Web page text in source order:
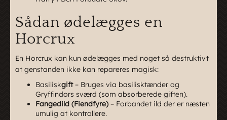
Sådan ødelægges en
Horcrux
En Horcrux kan kun ødelægges med noget så destruktivt
at genstanden ikke kan repareres magisk:
Basiliskgift– Bruges via basilisktænder og
Gryffindors sværd (som absorberede giften).
Fangedild (Fiendfyre) – Forbandet ild der er næsten
umulig at kontrollere.